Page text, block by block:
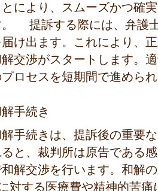
により、スムーズかつ確
。 提訴する際には、弁護
け出ます。これにより、
交渉がスタートします。
ロセスを短期間で進めら
手続き
手続きは、提訴後の重要
と、裁判所は原告である
解交渉を行います。和解
対する医療費や精神的苦痛